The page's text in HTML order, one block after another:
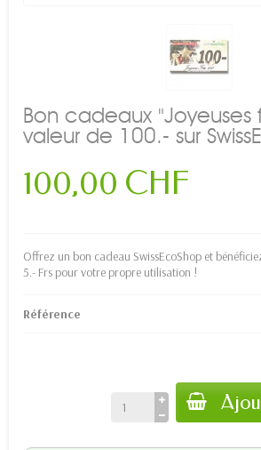
Bon cadeaux "Joyeuses
valeur de 100.- sur
100,00 CHF
Offrez un bon cadeau SwissEcoShop et
5.- Frs pour votre propre utilisation !
Référence